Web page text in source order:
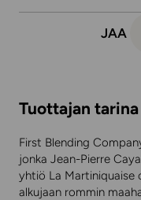
JAA
Tuottajan tarina
First Blending
jonka Jean-Pierre
yhtiö La Martiniquaise
alkujaan rommin